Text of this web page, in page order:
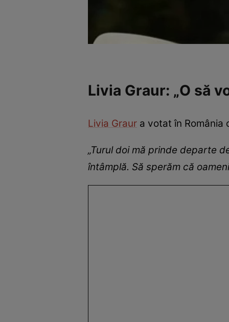
Livia Graur: „O să
Livia Graur a votat în
„Turul doi mă prinde departe
întâmplă. Să sperăm că